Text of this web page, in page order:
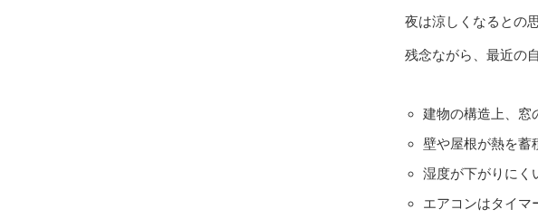
夜は涼しくなるとの
残念ながら、最近の
建物の構造上、窓
壁や屋根が熱を蓄
湿度が下がりにく
エアコンはタイマ